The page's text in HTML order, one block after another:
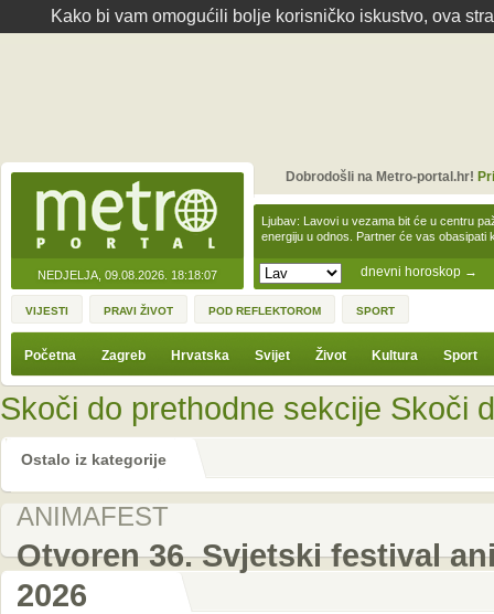
Kako bi vam omogućili bolje korisničko iskustvo, ova
NEDJELJA, 09.08.2026. 18:18:07 dnevni horoskop →
Ljubav: Lavovi u vezama bit će u centru
energiju u odnos. Partner će vas obasipati
Dobrodošli na Metro-portal.hr!
VIJESTI PRAVI ŽIVOT POD REFLEKTOROM SPORT
Početna Zagreb Hrvatska Svijet Život Kultura Sport
Skoči do prethodne sekcije Skoči
Ostalo iz kategorije
ANIMAFEST
Otvoren 36. Svjetski festival
2026